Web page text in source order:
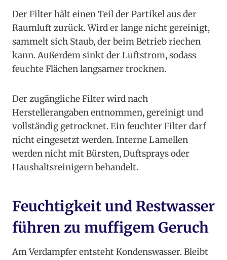
Der Filter hält einen Teil der Partikel aus der
Raumluft zurück. Wird er lange nicht gereinigt,
sammelt sich Staub, der beim Betrieb riechen
kann. Außerdem sinkt der Luftstrom, sodass
feuchte Flächen langsamer trocknen.
Der zugängliche Filter wird nach
Herstellerangaben entnommen, gereinigt und
vollständig getrocknet. Ein feuchter Filter darf
nicht eingesetzt werden. Interne Lamellen
werden nicht mit Bürsten, Duftsprays oder
Haushaltsreinigern behandelt.
Feuchtigkeit und Restwasser
führen zu muffigem Geruch
Am Verdampfer entsteht Kondenswasser. Bleibt